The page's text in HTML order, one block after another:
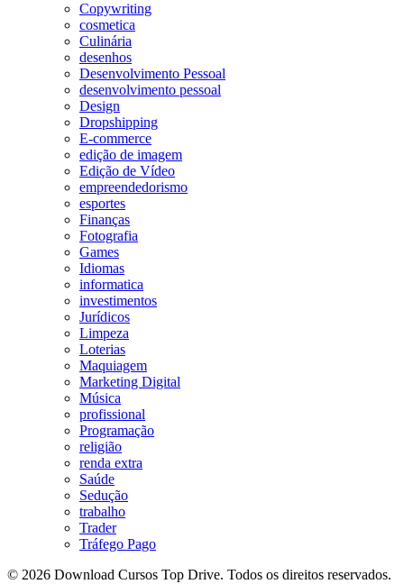
Copywriting
cosmetica
Culinária
desenhos
Desenvolvimento Pessoal
desenvolvimento pessoal
Design
Dropshipping
E-commerce
edição de imagem
Edição de Vídeo
empreendedorismo
esportes
Finanças
Fotografia
Games
Idiomas
informatica
investimentos
Jurídicos
Limpeza
Loterias
Maquiagem
Marketing Digital
Música
profissional
Programação
religião
renda extra
Saúde
Sedução
trabalho
Trader
Tráfego Pago
© 2026 Download Cursos Top Drive. Todos os direitos reservados.